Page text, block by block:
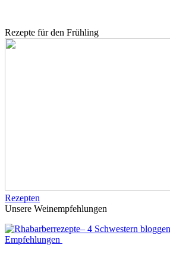
Rezepte für den Frühling
Rezepten
Unsere Weinempfehlungen
Empfehlungen